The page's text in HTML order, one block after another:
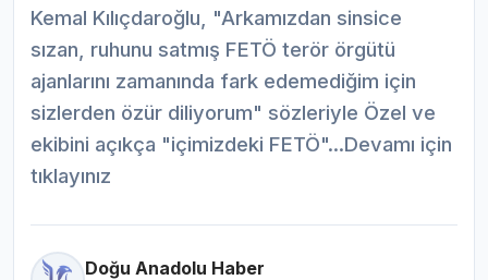
Kemal Kılıçdaroğlu, "Arkamızdan sinsice
sızan, ruhunu satmış FETÖ terör örgütü
ajanlarını zamanında fark edemediğim için
sizlerden özür diliyorum" sözleriyle Özel ve
ekibini açıkça "içimizdeki FETÖ"...Devamı için
tıklayınız
Doğu Anadolu Haber